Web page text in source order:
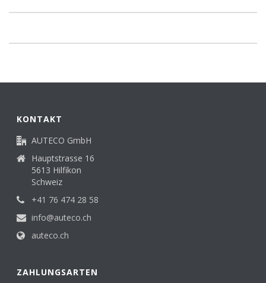
KONTAKT
AUTECO GmbH
Hauptstrasse 16
5613 Hilfikon
Schweiz
+41 76 474 28 58
info@auteco.ch
auteco.ch
ZAHLUNGSARTEN